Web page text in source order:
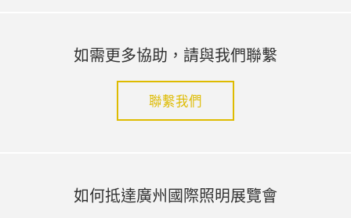
如需更多協助，請與我們聯繫
聯繫我們
如何抵達廣州國際照明展覽會